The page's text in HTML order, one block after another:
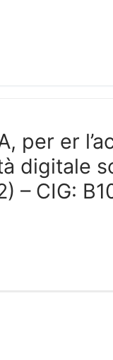
per er
digitale
– CIG: